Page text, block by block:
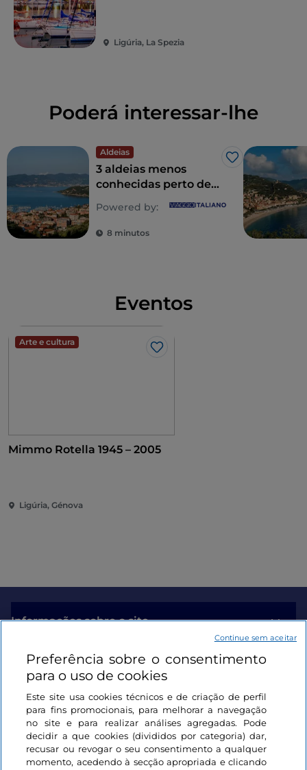
Ligúria, La Spezia
Poderá interessar-lhe
Aldeias
Gosto
3 aldeias menos
conhecidas perto de
Cinque Terre, na
Ligúria do Levante
Powered by:
8 minutos
Eventos
Arte e cultura
Gosto
Mimmo Rotella 1945 – 2005
Ligúria, Génova
Informações sobre o site
Ligações úteis
Iniciar sessão
Mantenha-se em contacto
Preferência sobre o consentimento
para o uso de cookies
Este site usa cookies técnicos e de criação de perfil
para fins promocionais, para melhorar a navegação
no site e para realizar análises agregadas. Pode
decidir a que cookies (divididos por categoria) dar,
recusar ou revogar o seu consentimento a qualquer
momento, acedendo à secção apropriada e clicando
Continue sem aceitar